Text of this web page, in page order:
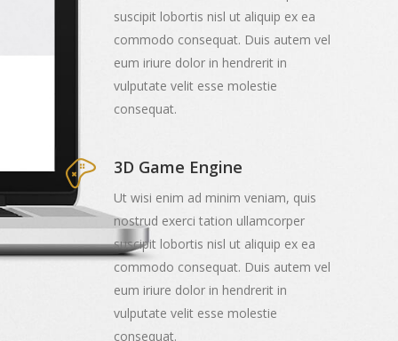
suscipit lobortis nisl ut aliquip ex ea
commodo consequat. Duis autem vel
eum iriure dolor in hendrerit in
vulputate velit esse molestie
consequat.
3D Game Engine
Ut wisi enim ad minim veniam, quis
nostrud exerci tation ullamcorper
suscipit lobortis nisl ut aliquip ex ea
commodo consequat. Duis autem vel
eum iriure dolor in hendrerit in
vulputate velit esse molestie
consequat.